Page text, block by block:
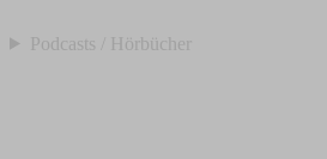
Podcasts / Hörbücher